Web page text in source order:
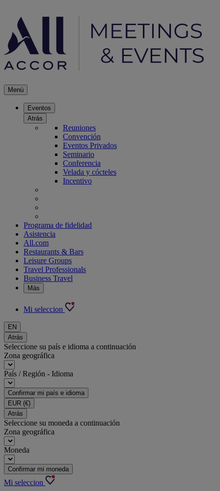
Menú
Eventos
Atrás
Reuniones
Convención
Eventos Privados
Seminario
Conferencia
Velada y cócteles
Incentivo
Programa de fidelidad
Asistencia
All.com
Restaurants & Bars
Leisure Groups
Travel Professionals
Business Travel
Más
Mi seleccion
EN
Atrás
Seleccione su país e idioma a continuación
Zona geográfica
País / Región - Idioma
Confirmar mi país e idioma
EUR (€)
Atrás
Seleccione su moneda a continuación
Zona geográfica
Moneda
Confirmar mi moneda
Mi seleccion